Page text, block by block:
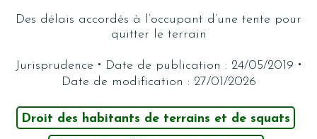
Des délais accordés à l’occupant d’une tente pour
quitter le terrain
Jurisprudence · Date de publication : 24/05/2019 ·
Date de modification : 27/01/2026
Droit des habitants de terrains et de squats